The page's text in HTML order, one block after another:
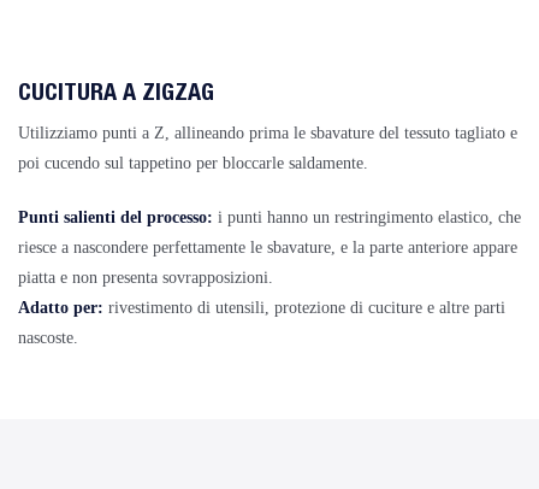
CUCITURA A ZIGZAG
Utilizziamo punti a Z, allineando prima le sbavature del tessuto tagliato e
poi cucendo sul tappetino per bloccarle saldamente.
Punti salienti del processo: i punti hanno un restringimento elastico, che
riesce a nascondere perfettamente le sbavature, e la parte anteriore appare
piatta e non presenta sovrapposizioni.
Adatto per: rivestimento di utensili, protezione di cuciture e altre parti
nascoste.